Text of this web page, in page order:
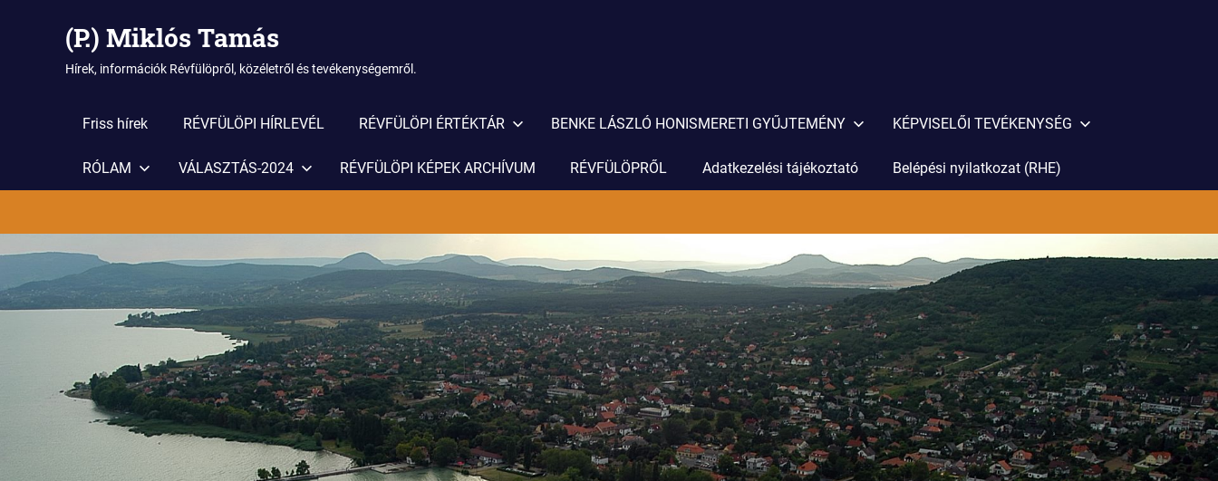
content
(P.) Miklós Tamás
Hírek, információk Révfülöpről, közéletről és tevékenységemről.
Friss hírek RÉVFÜLÖPI HÍRLEVÉL RÉVFÜLÖPI ÉRTÉKTÁR BENKE LÁSZLÓ HONISMERETI GYŰJTEMÉNY KÉPVISELŐI TEVÉKENYSÉG
RÓLAM VÁLASZTÁS-2024 RÉVFÜLÖPI KÉPEK ARCHÍVUM RÉVFÜLÖPRŐL Adatkezelési tájékoztató Belépési nyilatkozat (RHE)